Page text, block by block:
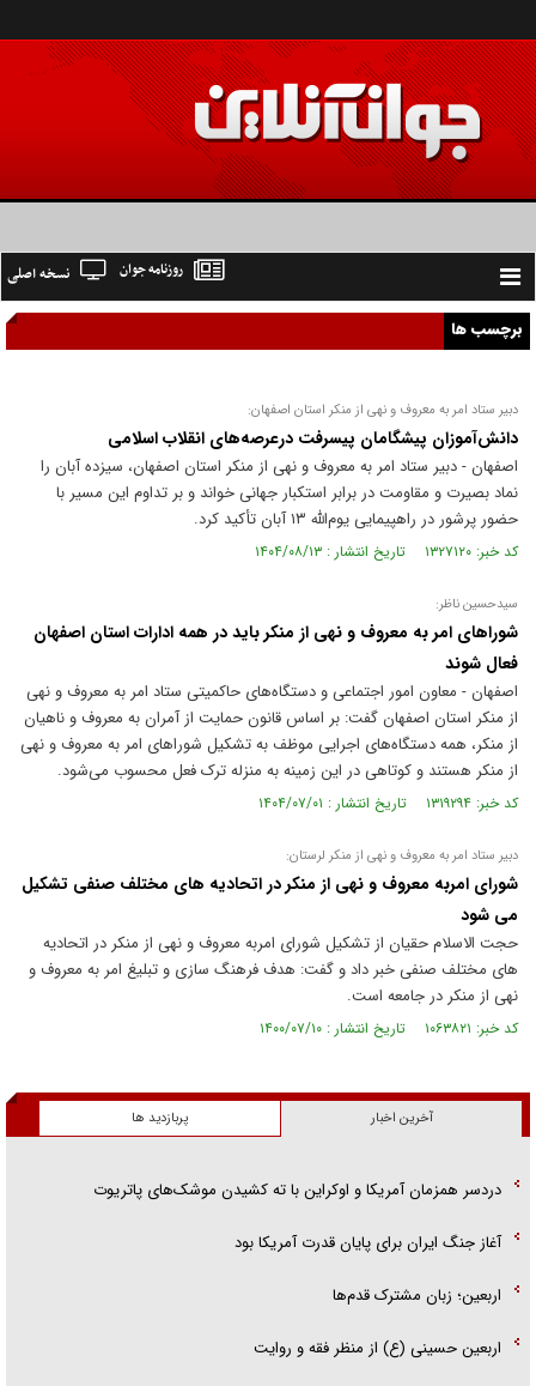
Toggle
navigation
نسخه اصلی روزنامه جوان
برچسب ها
دبیر ستاد امر به معروف و نهی از منکر استان اصفهان:
دانش‌آموزان پیشگامان پیسرفت درعرصه‌های انقلاب اسلامی
اصفهان - دبیر ستاد امر به معروف و نهی از منکر استان اصفهان، سیزده آبان را
نماد بصیرت و مقاومت در برابر استکبار جهانی خواند و بر تداوم این مسیر با
حضور پرشور در راهپیمایی یوم‌الله ۱۳ آبان تأکید کرد.
کد خبر: ۱۳۲۷۱۲۰ تاریخ انتشار : ۱۴۰۴/۰۸/۱۳
سیدحسین ناظر:
شوراهای امر به معروف و نهی از منکر باید در همه ادارات استان اصفهان
فعال شوند
اصفهان - معاون امور اجتماعی و دستگاه‌های حاکمیتی ستاد امر به معروف و نهی
از منکر استان اصفهان گفت: بر اساس قانون حمایت از آمران به معروف و ناهیان
از منکر، همه دستگاه‌های اجرایی موظف به تشکیل شوراهای امر به معروف و نهی
از منکر هستند و کوتاهی در این زمینه به منزله ترک فعل محسوب می‌شود.
کد خبر: ۱۳۱۹۲۹۴ تاریخ انتشار : ۱۴۰۴/۰۷/۰۱
دبیر ستاد امر به معروف و نهی از منکر لرستان:
شورای امربه معروف و نهی از منکر در اتحادیه های مختلف صنفی تشکیل
می شود
حجت الاسلام حقیان از تشکیل شورای امربه معروف و نهی از منکر در اتحادیه
های مختلف صنفی خبر داد و گفت: هدف فرهنگ سازی و تبلیغ امر به معروف و
نهی از منکر در جامعه است.
کد خبر: ۱۰۶۳۸۲۱ تاریخ انتشار : ۱۴۰۰/۰۷/۱۰
آخرین اخبار پربازدید ها
دردسر همزمان آمریکا و اوکراین با ته کشیدن موشک‌های پاتریوت
آغاز جنگ ایران برای پایان قدرت آمریکا بود
اربعین؛ زبان مشترک قدم‌ها
اربعین حسینی (ع) از منظر فقه و روایت